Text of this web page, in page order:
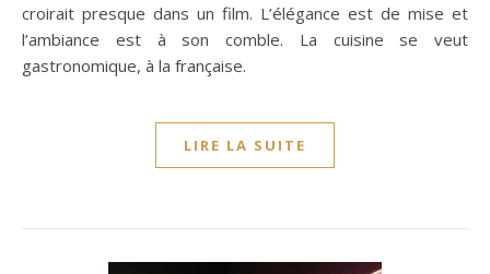
croirait presque dans un film. L’élégance est de mise et
l’ambiance est à son comble. La cuisine se veut
gastronomique, à la française.
LIRE LA SUITE